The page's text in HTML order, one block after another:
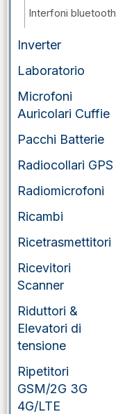
Interfoni bluetooth
Inverter
Laboratorio
Microfoni
Auricolari Cuffie
Pacchi Batterie
Radiocollari GPS
Radiomicrofoni
Ricambi
Ricetrasmettitori
Ricevitori
Scanner
Riduttori &
Elevatori di
tensione
Ripetitori
GSM/2G 3G
4G/LTE